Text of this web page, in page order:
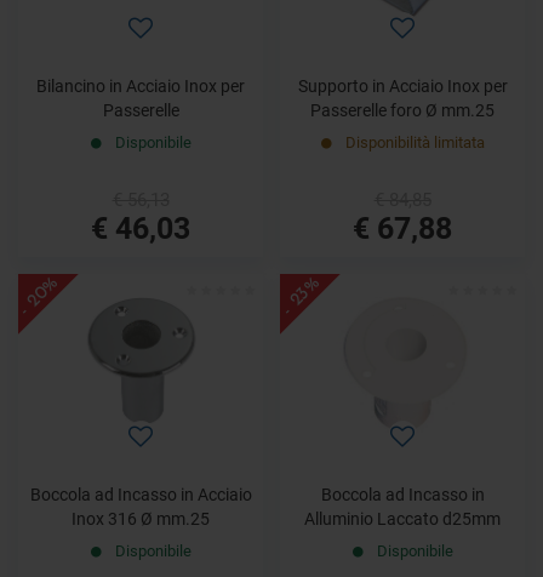
Bilancino in Acciaio Inox per
Passerelle
Disponibile
€ 46,03
Supporto in Acciaio Inox per
Passerelle foro Ø mm.25
Disponibilità limitata
€ 67,88
- 20%
Boccola ad Incasso in Acciaio
Inox 316 Ø mm.25
Disponibile
- 23%
Boccola ad Incasso in
Alluminio Laccato d25mm
Disponibile